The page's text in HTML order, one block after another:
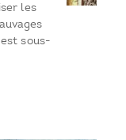
les
sous-